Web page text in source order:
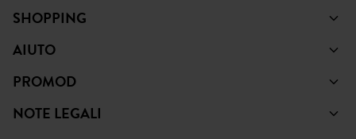
SHOPPING
AIUTO
PROMOD
NOTE LEGALI